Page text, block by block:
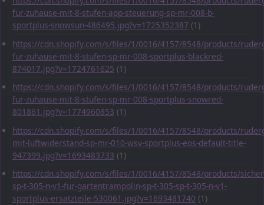
fur-zuhause-mit-8-stufen-app-steuerung-sp-mr-008-b-
sportplus-snowsun-486495.jpg?v=1725352387 (1)
https://cdn.shopify.com/s/files/1/0016/4157/8548/products/
fur-zuhause-mit-8-stufen-sp-mr-008-sportplus-blackred-
874017.jpg?v=1724761625 (1)
https://cdn.shopify.com/s/files/1/0016/4157/8548/products/
fur-zuhause-mit-8-stufen-sp-mr-008-sportplus-snowred-
801861.jpg?v=1774960853 (1)
https://cdn.shopify.com/s/files/1/0016/4157/8548/products/
mit-luftwiderstand-sp-mr-010-wsv-sportplus-eos-default-title-
947399.jpg?v=1693483733 (1)
https://cdn.shopify.com/s/files/1/0016/4157/8548/products/
sp-t-305-n-v1-fur-gartentrampolin-sp-t-305-sp-t-305-n-v1-
sportplus-ersatzteile-530061.jpg?v=1693481740 (1)